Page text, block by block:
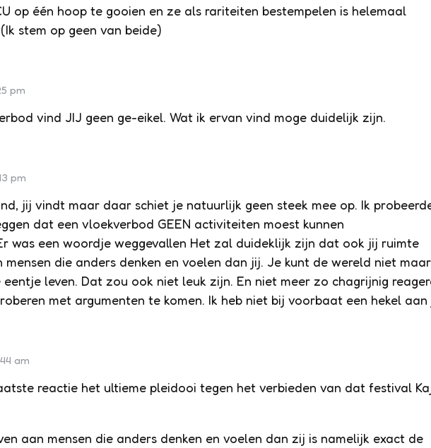
op één hoop te gooien en ze als rariteiten bestempelen is helemaal
stem op geen van beide)
pm
vind JIJ geen ge-eikel. Wat ik ervan vind moge duidelijk zijn.
pm
jij vindt maar daar schiet je natuurlijk geen steek mee op. Ik
dat een vloekverbod GEEN activiteiten moest kunnen
was een woordje weggevallen Het zal duideklijk zijn dat ook jij ruimte
mensen die anders denken en voelen dan jij. Je kunt de wereld niet maar
eentje leven. Dat zou ook niet leuk zijn. En niet meer zo chagrijnig
met argumenten te komen. Ik heb niet bij voorbaat een hekel aan
am
reactie het ultieme pleidooi tegen het verbieden van dat festival
aan mensen die anders denken en voelen dan zij is namelijk exact de